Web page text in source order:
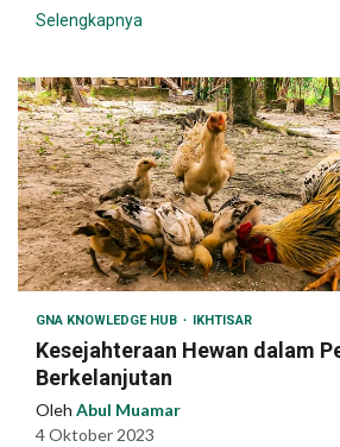
Selengkapnya
GNA KNOWLEDGE HUB IKHTISAR
Kesejahteraan Hewan dalam
Berkelanjutan
Oleh Abul Muamar
4 Oktober 2023